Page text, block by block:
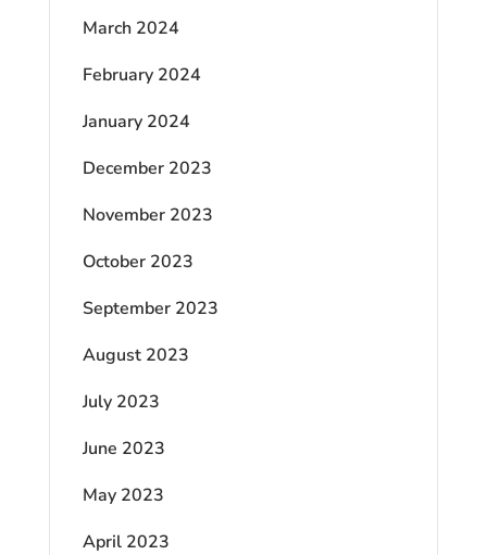
March 2024
February 2024
January 2024
December 2023
November 2023
October 2023
September 2023
August 2023
July 2023
June 2023
May 2023
April 2023